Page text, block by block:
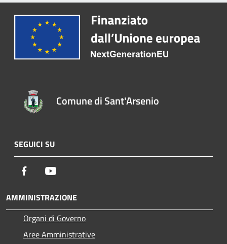
Comune di Sant'Arsenio
SEGUICI SU
Facebook
AMMINISTRAZIONE
Organi di Governo
Aree Amministrative